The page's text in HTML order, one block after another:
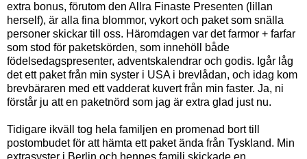
extra bonus, förutom den Allra Finaste Presenten (lillan
herself), är alla fina blommor, vykort och paket som snälla
personer skickar till oss. Häromdagen var det farmor + farfar
som stod för paketskörden, som innehöll både
födelsedagspresenter, adventskalendrar och godis. Igår låg
det ett paket från min syster i USA i brevlådan, och idag kom
brevbäraren med ett vadderat kuvert från min faster. Ja, ni
förstår ju att en paketnörd som jag är extra glad just nu.
Tidigare ikväll tog hela familjen en promenad bort till
postombudet för att hämta ett paket ända från Tyskland. Min